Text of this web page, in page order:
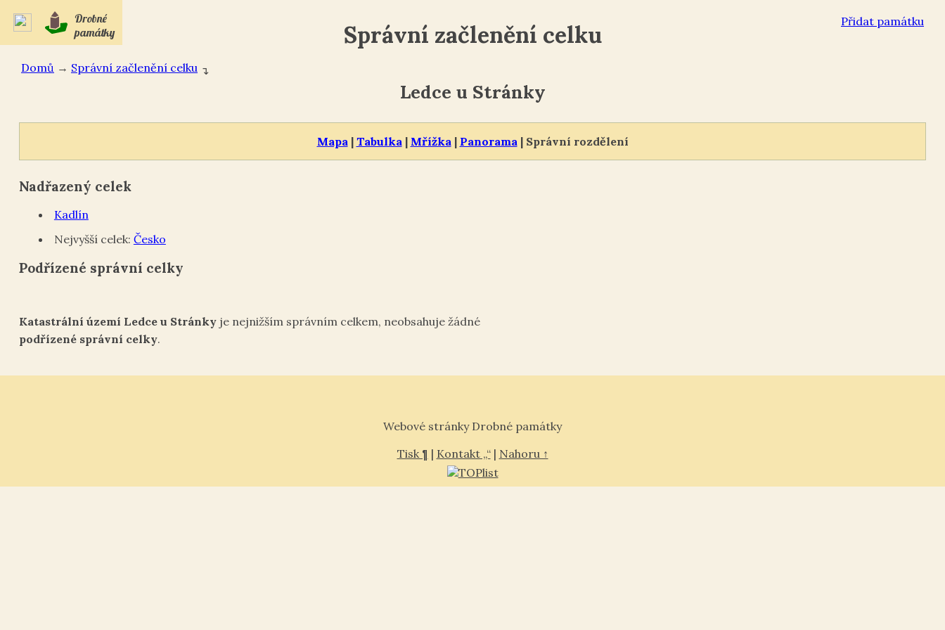
Přidat památku
Drobné
památky
Správní začlenění celku
Domů → Správní začlenění celku ↴
Mapa | Tabulka | Mřížka | Panorama | Správní rozdělení
Ledce u Stránky
Nadřazený celek
Kadlín
Nejvyšší celek: Česko
Podřízené správní celky
Katastrální území Ledce u Stránkyje nejnižším správním celkem, neobsahuje žádné
podřízené správní celky.
Webové stránky Drobné památky
Tisk ¶ | Kontakt „“| Nahoru ↑